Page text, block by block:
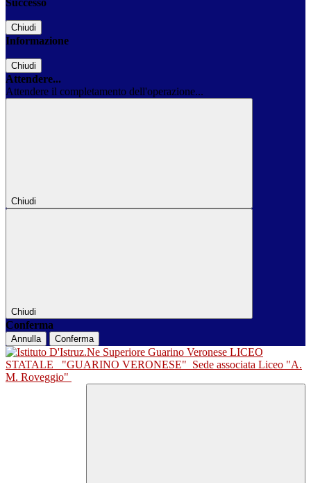
Successo
Chiudi
Informazione
Chiudi
Attendere...
Attendere il completamento dell'operazione...
Chiudi
Chiudi
Conferma
Annulla Conferma
LICEO
STATALE
"GUARINO VERONESE" Sede associata Liceo "A.
M. Roveggio"